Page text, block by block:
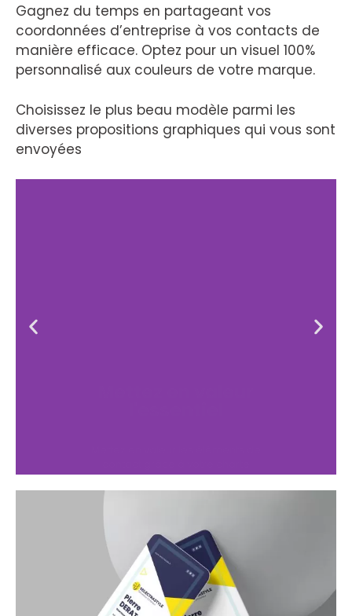
Gagnez du temps en partageant vos
coordonnées d’entreprise à vos contacts de
manière efficace. Optez pour un visuel 100%
personnalisé aux couleurs de votre marque.
Choisissez le plus beau modèle parmi les
diverses propositions graphiques qui vous sont
envoyées